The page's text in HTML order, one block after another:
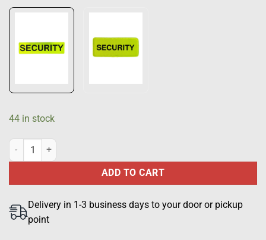
44 in stock
SECURITY back mark, yellow quantity
ADD TO CART
Delivery in 1-3 business days to your door or pickup
point